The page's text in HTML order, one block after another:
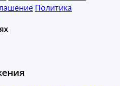
Политика